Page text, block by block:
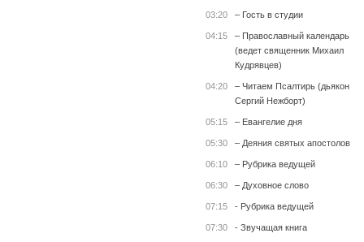
03:20 – Гость в студии
04:15
– Православный календарь
(ведет священник Михаил
Кудрявцев)
04:20
– Читаем Псалтирь (дьякон
Сергий Нежборт)
05:15 – Евангелие дня
05:30 – Деяния святых апостолов
06:10 – Рубрика ведущей
06:30 – Духовное слово
07:15 - Рубрика ведущей
07:30 - Звучащая книга